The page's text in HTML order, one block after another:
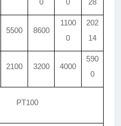
0 0 28
5500 8600
1100
0
202
14
2100 3200 4000
590
0
PT100